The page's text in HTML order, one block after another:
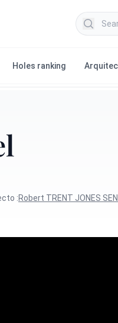
Search
Holes ranking
:Robert TRENT JONES